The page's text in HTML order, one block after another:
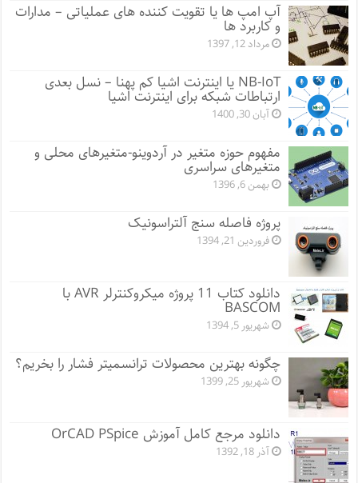
آپ امپ ها یا تقویت کننده های عملیاتی – مدارات
و کاربرد ها
مرداد 12, 1397
NB-IoT یا اینترنت اشیا کم پهنا – نسل بعدی
ارتباطات شبکه برای اینترنت اشیا
آبان 30, 1400
مفهوم حوزه متغیر در آردوینو-متغیرهای محلی و
متغیرهای سراسری
بهمن 6, 1396
پروژه فاصله سنج آلتراسونیک
فروردین 21, 1394
دانلود کتاب 11 پروژه میکروکنترلر AVR با
BASCOM
شهریور 5, 1394
چگونه بهترین محصولات ترانسمیتر فشار را بخریم؟
شهریور 25, 1399
دانلود مرجع کامل آموزش OrCAD PSpice
آذر 18, 1392